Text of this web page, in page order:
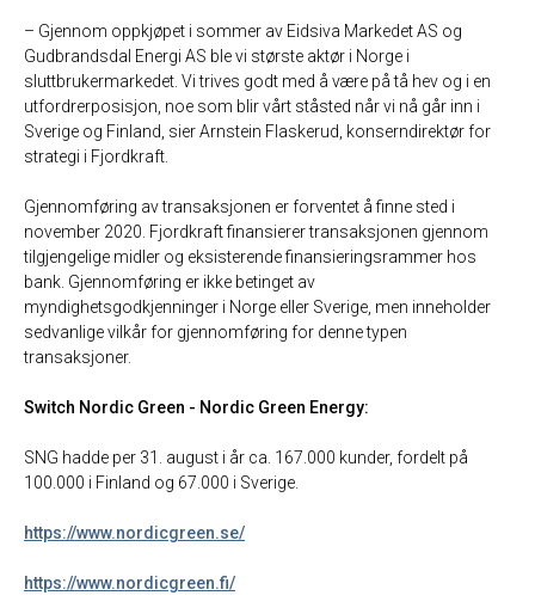
– Gjennom oppkjøpet i sommer av Eidsiva Markedet AS og
Gudbrandsdal Energi AS ble vi største aktør i Norge i
sluttbrukermarkedet. Vi trives godt med å være på tå hev og i en
utfordrerposisjon, noe som blir vårt ståsted når vi nå går inn i
Sverige og Finland, sier Arnstein Flaskerud, konserndirektør for
strategi i Fjordkraft.
Gjennomføring av transaksjonen er forventet å finne sted i
november 2020. Fjordkraft finansierer transaksjonen gjennom
tilgjengelige midler og eksisterende finansieringsrammer hos
bank. Gjennomføring er ikke betinget av
myndighetsgodkjenninger i Norge eller Sverige, men inneholder
sedvanlige vilkår for gjennomføring for denne typen
transaksjoner.
Switch Nordic Green - Nordic Green Energy:
SNG hadde per 31. august i år ca. 167.000 kunder, fordelt på
100.000 i Finland og 67.000 i Sverige.
https://www.nordicgreen.se/
https://www.nordicgreen.fi/